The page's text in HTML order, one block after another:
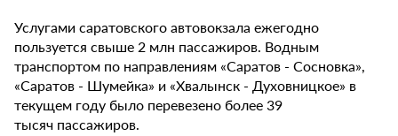
Услугами саратовского автовокзала ежегодно
пользуется свыше 2 млн пассажиров. Водным
транспортом по направлениям «Саратов - Сосновка»,
«Саратов - Шумейка» и «Хвалынск - Духовницкое» в
текущем году было перевезено более 39
тысяч пассажиров.